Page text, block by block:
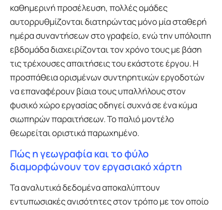
καθημερινή προσέλευση, πολλές ομάδες
αυτορρυθμίζονται διατηρώντας μόνο μία σταθερή
ημέρα συναντήσεων στο γραφείο, ενώ την υπόλοιπη
εβδομάδα διαχειρίζονται τον χρόνο τους με βάση
τις τρέχουσες απαιτήσεις του εκάστοτε έργου. Η
προσπάθεια ορισμένων συντηρητικών εργοδοτών
να επαναφέρουν βίαια τους υπαλλήλους στον
φυσικό χώρο εργασίας οδηγεί συχνά σε ένα κύμα
σιωπηρών παραιτήσεων. Το παλιό μοντέλο
θεωρείται οριστικά παρωχημένο.
Πώς η γεωγραφία και το φύλο
διαμορφώνουν τον εργασιακό χάρτη
Τα αναλυτικά δεδομένα αποκαλύπτουν
εντυπωσιακές ανισότητες στον τρόπο με τον οποίο